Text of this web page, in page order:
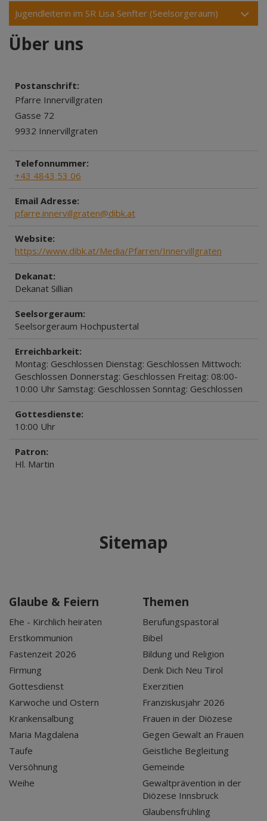
Jugendleiterin im SR Lisa Senfter (Seelsorgeraum)
Über uns
Postanschrift:
Pfarre Innervillgraten
Gasse 72
9932 Innervillgraten
Telefonnummer:
+43 4843 53 06
Email Adresse:
pfarre.innervillgraten@dibk.at
Website:
https://www.dibk.at/Media/Pfarren/Innervillgraten
Dekanat:
Dekanat Sillian
Seelsorgeraum:
Seelsorgeraum Hochpustertal
Erreichbarkeit:
Montag: Geschlossen Dienstag: Geschlossen Mittwoch:
Geschlossen Donnerstag: Geschlossen Freitag: 08:00-
10:00 Uhr Samstag: Geschlossen Sonntag: Geschlossen
Gottesdienste:
10:00 Uhr
Patron:
Hl. Martin
Sitemap
Glaube & Feiern
Ehe - Kirchlich heiraten
Erstkommunion
Fastenzeit 2026
Firmung
Gottesdienst
Karwoche und Ostern
Krankensalbung
Maria Magdalena
Taufe
Versöhnung
Weihe
Themen
Berufungspastoral
Bibel
Bildung und Religion
Denk Dich Neu Tirol
Exerzitien
Franziskusjahr 2026
Frauen in der Diözese
Gegen Gewalt an Frauen
Geistliche Begleitung
Gemeinde
Gewaltprävention in der
Diözese Innsbruck
Glaubensfrühling